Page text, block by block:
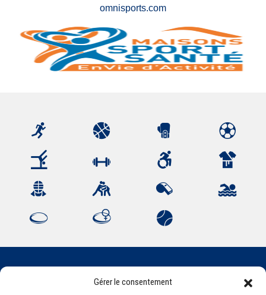
Gérer le consentement
omnisports.com